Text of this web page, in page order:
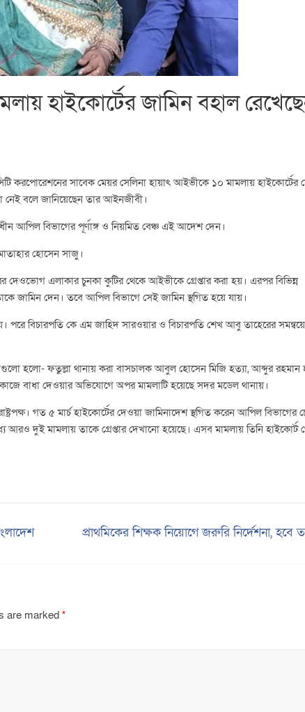
হাইকোর্টের জামিন বহাল
করপোরেশনের সাবেক মেয়র সেলিনা হায়াৎ আইভীকে ১০ মামলায় হাইকোর্টের
নেই বলে জানিয়েছেন তার আইনজীবী।
আপিল বিভাগের পূর্ণাঙ্গ ও নিয়মিত বেঞ্চ এই আদেশ দেন।
হোসেন সাজু।
এলাকার চুনকা কুটির থেকে আইভীকে গ্রেপ্তার করা হয়। এরপর বিভিন্ন
জামিন দেন। তবে আপিল বিভাগে সেই জামিন স্থগিত হয়ে যায়।
বিচারপতি কে এম জাহিদ সারওয়ার ও বিচারপতি শেখ আবু তাহেরের সমন্বয়ে
হলো- ফতুল্লা থানায় করা বাসচালক আবুল হোসেন মিজি হত্যা, আব্দুর রহমান
বাধা দেওয়ার অভিযোগে অপর মামলাটি হয়েছে সদর মডেল থানায়।
গত ৫ মার্চ হাইকোর্টের দেওয়া জামিনাদেশ স্থগিত করেন আপিল বিভাগের
দুই মামলায় তাকে গ্রেপ্তার দেখানো হয়েছে। এসব মামলায় তিনি হাইকোর্ট
প্রাথমিকের শিক্ষক নিয়োগে জরুরি নির্দেশনা, হবে
are marked *